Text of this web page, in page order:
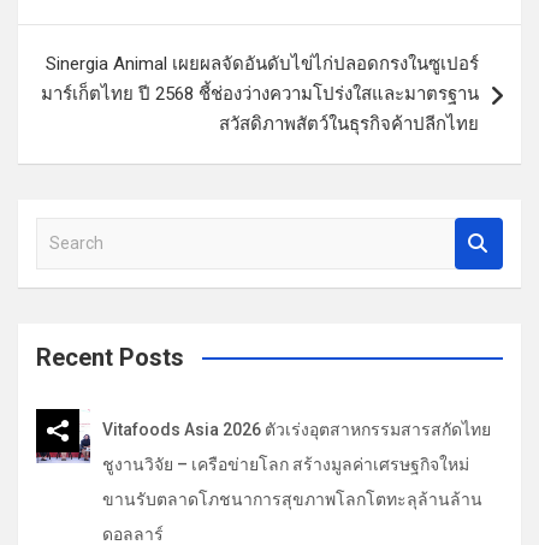
แ
รื่
Sinergia Animal เผยผลจัดอันดับไข่ไก่ปลอดกรงในซูเปอร์
มาร์เก็ตไทย ปี 2568 ชี้ช่องว่างความโปร่งใสและมาตรฐาน
สวัสดิภาพสัตว์ในธุรกิจค้าปลีกไทย
a
c
Recent Posts
Vitafoods Asia 2026 ตัวเร่งอุตสาหกรรมสารสกัดไทย
ชูงานวิจัย – เครือข่ายโลก สร้างมูลค่าเศรษฐกิจใหม่
ขานรับตลาดโภชนาการสุขภาพโลกโตทะลุล้านล้าน
ดอลลาร์